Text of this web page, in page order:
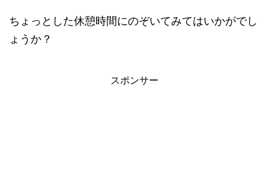
ちょっとした休憩時間にのぞいてみてはいかがでし
ょうか？
スポンサー